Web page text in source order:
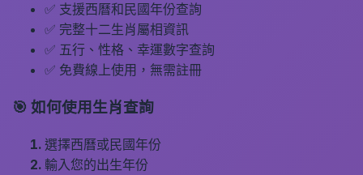
✅ 支援西曆和民國年份查詢
✅ 完整十二生肖屬相資訊
✅ 五行、性格、幸運數字查詢
✅ 免費線上使用，無需註冊
🎯 如何使用生肖查詢
選擇西曆或民國年份
輸入您的出生年份